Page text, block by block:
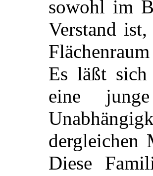
sowohl im
Verstand
Es läßt
eine
dergleichen
Diese